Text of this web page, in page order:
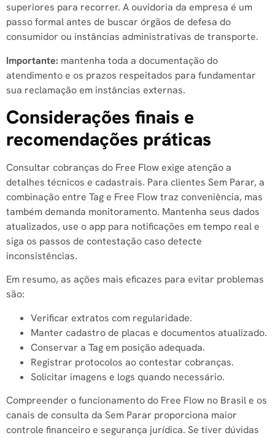
superiores para recorrer. A ouvidoria da empresa é um
passo formal antes de buscar órgãos de defesa do
consumidor ou instâncias administrativas de transporte.
Importante: mantenha toda a documentação do
atendimento e os prazos respeitados para fundamentar
sua reclamação em instâncias externas.
Considerações finais e
recomendações práticas
Consultar cobranças do Free Flow exige atenção a
detalhes técnicos e cadastrais. Para clientes Sem Parar, a
combinação entre Tag e Free Flow traz conveniência, mas
também demanda monitoramento. Mantenha seus dados
atualizados, use o app para notificações em tempo real e
siga os passos de contestação caso detecte
inconsistências.
Em resumo, as ações mais eficazes para evitar problemas
são:
Verificar extratos com regularidade.
Manter cadastro de placas e documentos atualizado.
Conservar a Tag em posição adequada.
Registrar protocolos ao contestar cobranças.
Solicitar imagens e logs quando necessário.
Compreender o funcionamento do Free Flow no Brasil e os
canais de consulta da Sem Parar proporciona maior
controle financeiro e segurança jurídica. Se tiver dúvidas